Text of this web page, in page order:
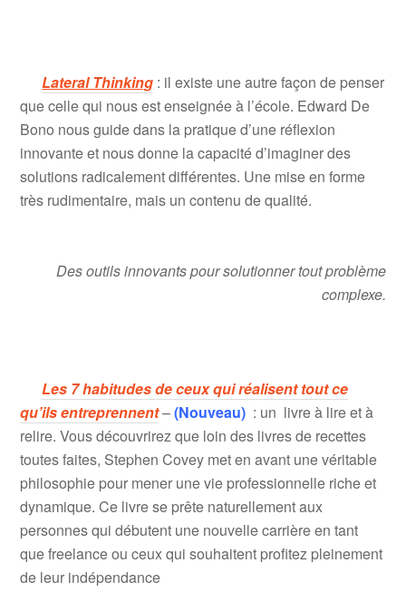
Lateral Thinking : il existe une autre façon de penser
que celle qui nous est enseignée à l’école. Edward De
Bono nous guide dans la pratique d’une réflexion
innovante et nous donne la capacité d’imaginer des
solutions radicalement différentes. Une mise en forme
très rudimentaire, mais un contenu de qualité.
Des outils innovants pour solutionner tout problème
complexe.
Les 7 habitudes de ceux qui réalisent tout ce
qu’ils entreprennent–(Nouveau) : un livre à lire et à
relire. Vous découvrirez que loin des livres de recettes
toutes faites, Stephen Covey met en avant une véritable
philosophie pour mener une vie professionnelle riche et
dynamique. Ce livre se prête naturellement aux
personnes qui débutent une nouvelle carrière en tant
que freelance ou ceux qui souhaitent profitez pleinement
de leur indépendance